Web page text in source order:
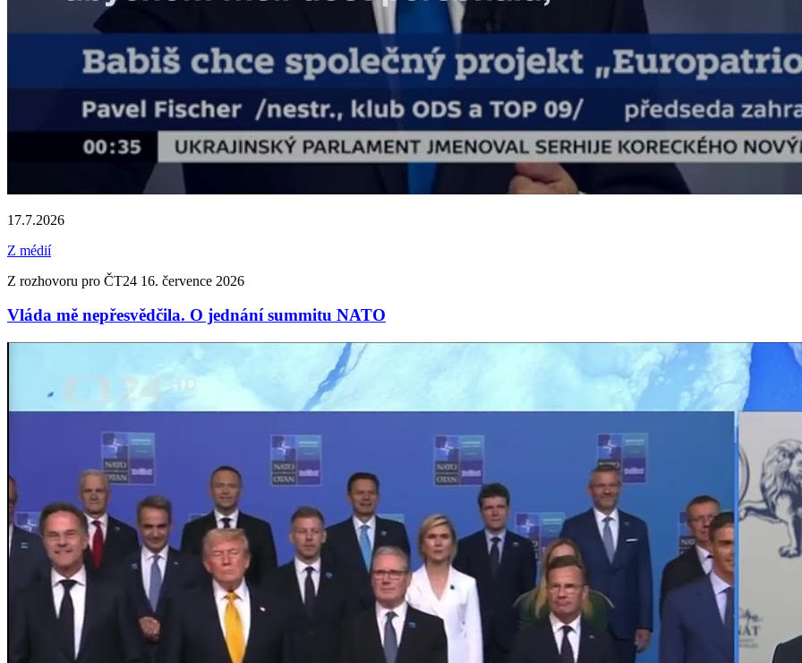
17.7.2026
Z médií
Z rozhovoru pro ČT24 16. července 2026
Vláda mě nepřesvědčila. O jednání summitu NATO